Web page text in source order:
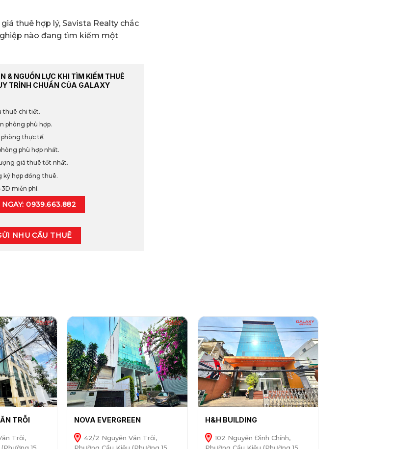
thuê hợp lý, Savista Realty chắc
nào đang tìm kiếm một
& NGUỒN LỰC KHI TÌM KIẾM THUÊ
TRÌNH CHUẨN CỦA GALAXY
thuê chi tiết.
phòng phù hợp.
thực tế.
phù hợp nhất.
giá thuê tốt nhất.
ký hợp đồng thuê.
miễn phí.
NGAY: 0939.663.882
NHU CẦU THUÊ
TRỖI
Trỗi,
NOVA EVERGREEN
42/2 Nguyễn Văn Trỗi,
H&H BUILDING
102 Nguyễn Đình Chính,